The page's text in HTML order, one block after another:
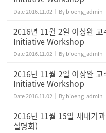
Date2016.11.02 Bybioeng_admin
2016년 11월 2일 이상완
Initiative Workshop
Date2016.11.02 Bybioeng_admin
2016년 11월 2일 이상완
Initiative Workshop
Date2016.11.02 Bybioeng_admin
2016년 11월 15일 새내기
설명회)